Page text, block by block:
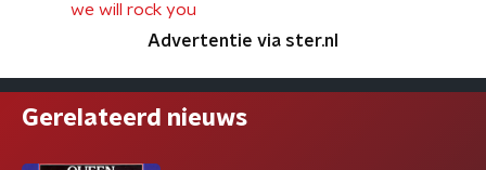
we will rock you
Advertentie via ster.nl
Gerelateerd nieuws